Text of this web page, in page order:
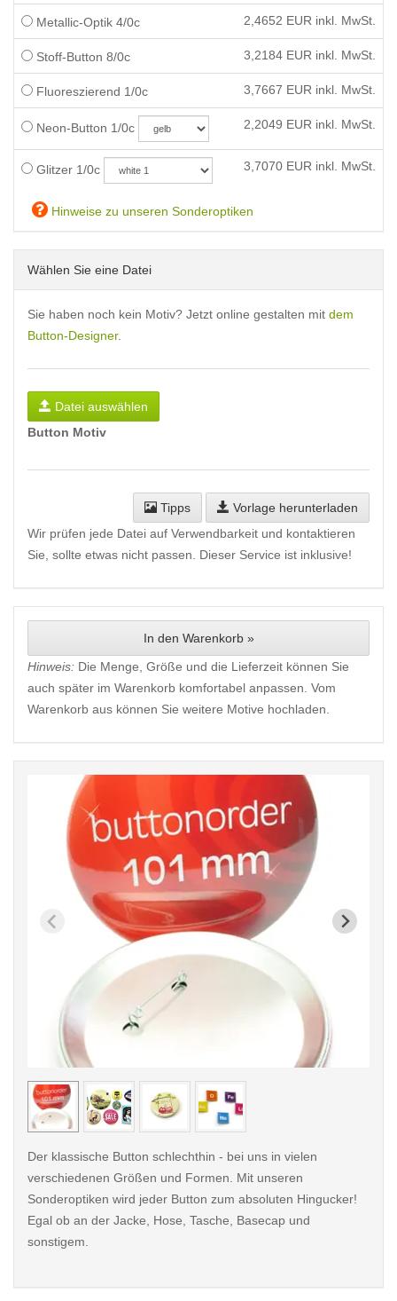
Metallic-Optik 4/0c 2,4652 EUR inkl. MwSt.
Stoff-Button 8/0c 3,2184 EUR inkl. MwSt.
Fluoreszierend 1/0c 3,7667 EUR inkl. MwSt.
Neon-Button 1/0c 2,2049 EUR inkl. MwSt.
Glitzer 1/0c 3,7070 EUR inkl. MwSt.
Hinweise zu unseren Sonderoptiken
Wählen Sie eine Datei
Sie haben noch kein Motiv? Jetzt online gestalten mit dem
Button-Designer.
Datei auswählen
Button Motiv
Tipps
Vorlage herunterladen
Wir prüfen jede Datei auf Verwendbarkeit und kontaktieren
Sie, sollte etwas nicht passen. Dieser Service ist inklusive!
In den Warenkorb »
Hinweis: Die Menge, Größe und die Lieferzeit können Sie
auch später im Warenkorb komfortabel anpassen. Vom
Warenkorb aus können Sie weitere Motive hochladen.
< /picture>
Der klassische Button schlechthin - bei uns in vielen
verschiedenen Größen und Formen. Mit unseren
Sonderoptiken wird jeder Button zum absoluten Hingucker!
Egal ob an der Jacke, Hose, Tasche, Basecap und
sonstigem.